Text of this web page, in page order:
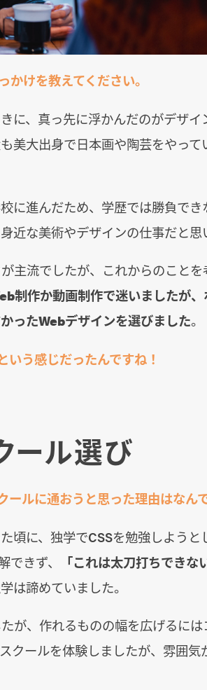
けを教えてください。
に、真っ先に浮かんだのがデザイ
美大出身で日本画や陶芸をやって
に進んだため、学歴では勝負でき
近な美術やデザインの仕事だと思
主流でしたが、これからのことを
制作か動画制作で迷いましたが
ったWebデザインを選びました。
う感じだったんですね！
ール選び
ルに通おうと思った理由はなん
頃に、独学でCSSを勉強しようと
きず、
「これは太刀打ちできな
は諦めていました。
が、作れるものの幅を広げるに
クールを体験しましたが、雰囲気